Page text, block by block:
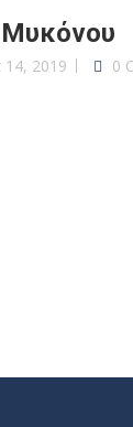
Μυκόνου
14, 2019
0